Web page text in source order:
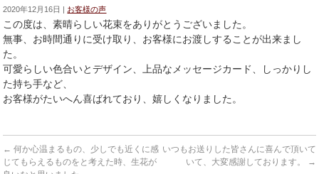
2020年12月16日 お客様の声
この度は、素晴らしい花束をありがとうございました。
無事、お時間通りに受け取り、 お客様にお渡しすることが出来まし
た。
可愛らしい色合いとデザイン、上品なメッセージカード、
しっかりし
た持ち手など、
お客様がたいへん喜ばれており、嬉しくなりました。
← 何か心温まるもの、少しでも近くに感
じてもらえるものをと考えた時、生花が
いつもお送りした皆さんに喜んで頂いて
いて、大変感謝しております。
→